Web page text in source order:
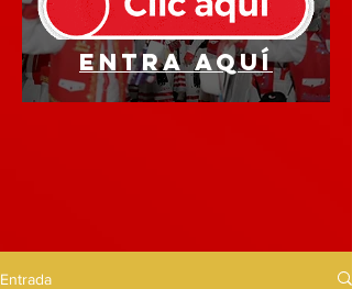
Entra aquí
Entrada